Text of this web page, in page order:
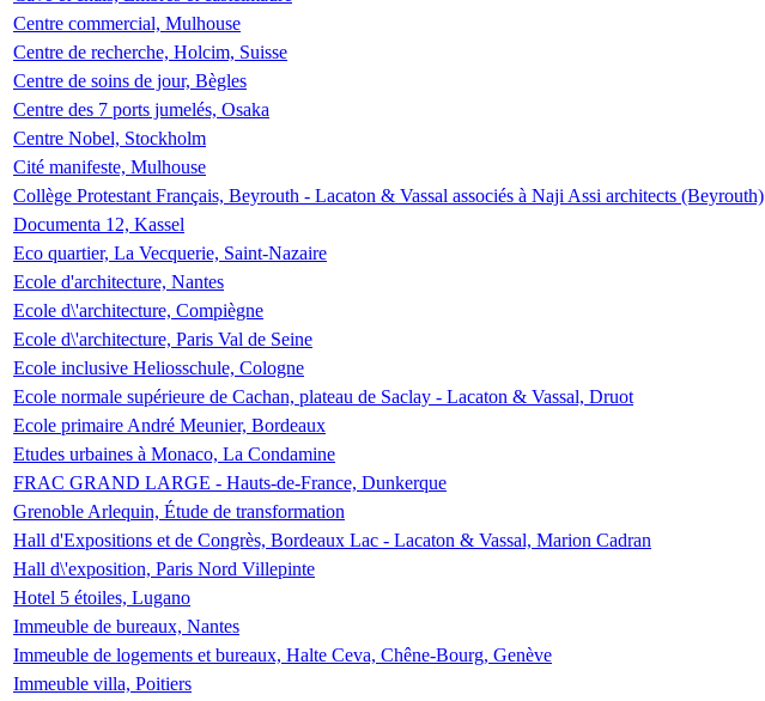
Centre commercial, Mulhouse
Centre de recherche, Holcim, Suisse
Centre de soins de jour, Bègles
Centre des 7 ports jumelés, Osaka
Centre Nobel, Stockholm
Cité manifeste, Mulhouse
Collège Protestant Français, Beyrouth - Lacaton & Vassal associés à Naji Assi architects (Beyrouth)
Documenta 12, Kassel
Eco quartier, La Vecquerie, Saint-Nazaire
Ecole d'architecture, Nantes
Ecole d\'architecture, Compiègne
Ecole d\'architecture, Paris Val de Seine
Ecole inclusive Heliosschule, Cologne
Ecole normale supérieure de Cachan, plateau de Saclay - Lacaton & Vassal, Druot
Ecole primaire André Meunier, Bordeaux
Etudes urbaines à Monaco, La Condamine
FRAC GRAND LARGE - Hauts-de-France, Dunkerque
Grenoble Arlequin, Étude de transformation
Hall d'Expositions et de Congrès, Bordeaux Lac - Lacaton & Vassal, Marion Cadran
Hall d\'exposition, Paris Nord Villepinte
Hotel 5 étoiles, Lugano
Immeuble de bureaux, Nantes
Immeuble de logements et bureaux, Halte Ceva, Chêne-Bourg, Genève
Immeuble villa, Poitiers